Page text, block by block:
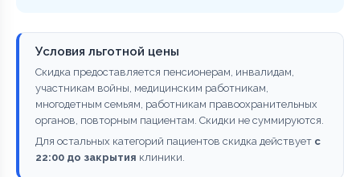
Условия льготной цены
Скидка предоставляется пенсионерам, инвалидам,
участникам войны, медицинским работникам,
многодетным семьям, работникам правоохранительных
органов, повторным пациентам. Скидки не суммируются.
Для остальных категорий пациентов скидка действует с
22:00 до закрытия клиники.